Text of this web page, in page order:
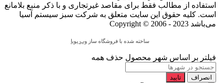
استفاده از مطالب فقط برای مقاصد غیرتجاری و با ذکر منبع بلامانع
است. کلیه حقوق این سایت متعلق به شرکت سبز سیستم آسیا
می‌باشد Copyright © 2006 - 2023
ساخته شده با فروشگاه ساز وب پویا
فیلتر بر اساس شهر محصول حذف همه
انصراف تایید